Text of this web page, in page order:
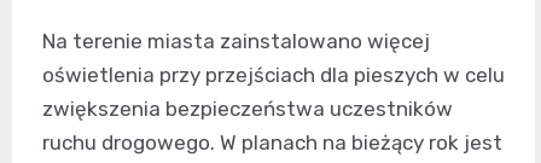
Na terenie miasta zainstalowano więcej
oświetlenia przy przejściach dla pieszych w celu
zwiększenia bezpieczeństwa uczestników
ruchu drogowego. W planach na bieżący rok jest